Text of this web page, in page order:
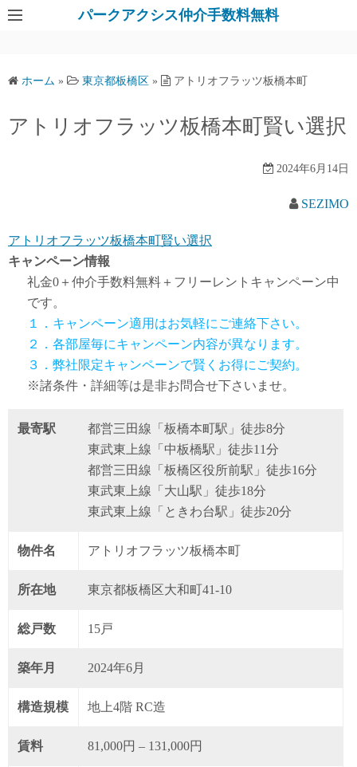
パークアクシス仲介手数料無料
ホーム » 東京都板橋区 » アトリオフラッツ板橋本町
アトリオフラッツ板橋本町賢い選択
2024年6月14日
SEZIMO
アトリオフラッツ板橋本町賢い選択
キャンペーン情報
礼金0 ＋仲介手数料無料 ＋ フリーレント キャンペーン中
です。
１．キャンペーン適用はお気軽にご連絡下さい。
２．各部屋毎にキャンペーン内容が異なります。
３．弊社限定キャンペーンで賢くお得にご契約。
※諸条件・詳細等は是非お問合せ下さいませ。
最寄駅
都営三田線「板橋本町駅」徒歩8分
東武東上線「中板橋駅」徒歩11分
都営三田線「板橋区役所前駅」徒歩16分
東武東上線「大山駅」徒歩18分
東武東上線「ときわ台駅」徒歩20分
物件名 アトリオフラッツ板橋本町
所在地 東京都板橋区大和町41-10
総戸数 15戸
築年月 2024年6月
構造規模 地上4階 RC造
賃料 81,000円 – 131,000円